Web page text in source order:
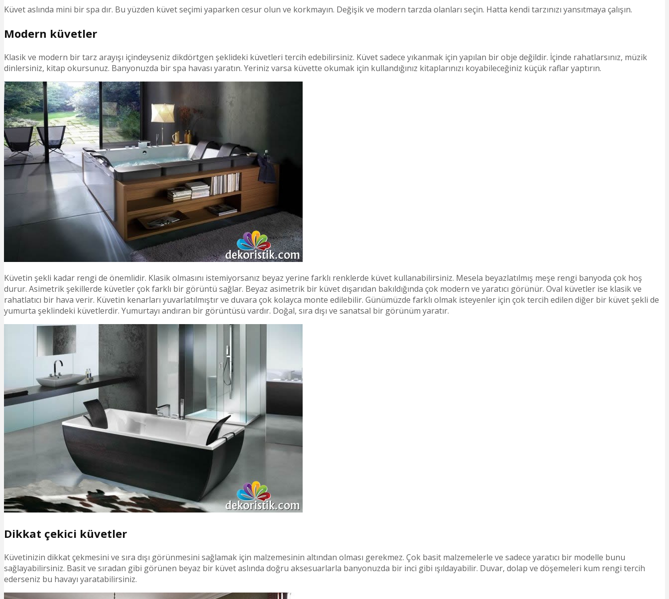
Küvet aslında mini bir spa dır. Bu yüzden küvet seçimi yaparken cesur olun ve korkmayın. Değişik ve modern tarzda olanları seçin. Hatta kendi tarzınızı yansıtmaya çalışın.
Modern küvetler
Klasik ve modern bir tarz arayışı içindeyseniz dikdörtgen şeklideki küvetleri tercih edebilirsiniz. Küvet sadece yıkanmak için yapılan bir obje değildir. İçinde rahatlarsınız, müzik
dinlersiniz, kitap okursunuz. Banyonuzda bir spa havası yaratın. Yeriniz varsa küvette okumak için kullandığınız kitaplarınızı koyabileceğiniz küçük raflar yaptırın.
Küvetin şekli kadar rengi de önemlidir. Klasik olmasını istemiyorsanız beyaz yerine farklı renklerde küvet kullanabilirsiniz. Mesela beyazlatılmış meşe rengi banyoda çok hoş
durur. Asimetrik şekillerde küvetler çok farklı bir görüntü sağlar. Beyaz asimetrik bir küvet dışarıdan bakıldığında çok modern ve yaratıcı görünür. Oval küvetler ise klasik ve
rahatlatıcı bir hava verir. Küvetin kenarları yuvarlatılmıştır ve duvara çok kolayca monte edilebilir. Günümüzde farklı olmak isteyenler için çok tercih edilen diğer bir küvet şekli de
yumurta şeklindeki küvetlerdir. Yumurtayı andıran bir görüntüsü vardır. Doğal, sıra dışı ve sanatsal bir görünüm yaratır.
Dikkat çekici küvetler
Küvetinizin dikkat çekmesini ve sıra dışı görünmesini sağlamak için malzemesinin altından olması gerekmez. Çok basit malzemelerle ve sadece yaratıcı bir modelle bunu
sağlayabilirsiniz. Basit ve sıradan gibi görünen beyaz bir küvet aslında doğru aksesuarlarla banyonuzda bir inci gibi ışıldayabilir. Duvar, dolap ve döşemeleri kum rengi tercih
ederseniz bu havayı yaratabilirsiniz.